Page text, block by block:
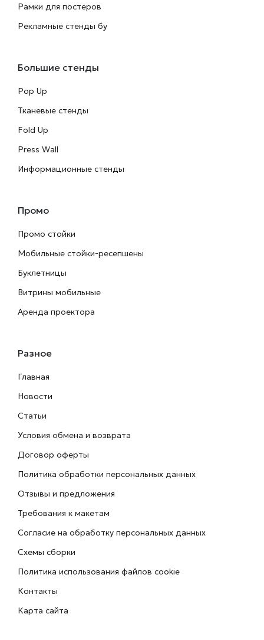
Рамки для постеров
Рекламные стенды бу
Большие стенды
Pop Up
Тканевые стенды
Fold Up
Press Wall
Информационные стенды
Промо
Промо стойки
Мобильные стойки-ресепшены
Буклетницы
Витрины мобильные
Аренда проектора
Разное
Главная
Новости
Статьи
Условия обмена и возврата
Договор оферты
Политика обработки персональных данных
Отзывы и предложения
Требования к макетам
Согласие на обработку персональных данных
Схемы сборки
Политика использования файлов cookie
Контакты
Карта сайта